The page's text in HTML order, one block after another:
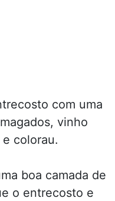
com uma
vinho
colorau.
boa camada de
o entrecosto e